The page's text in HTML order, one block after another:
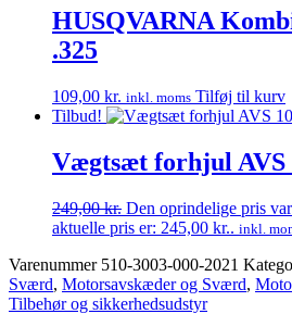
HUSQVARNA
.325
109,00 kr. inkl. moms Tilføj til kurv
Tilbud!
Vægtsæt forhjul AVS
249,00kr. Den oprindelige pris
aktuelle pris er: 245,00 kr.. inkl.
Varenummer 510-3003-000-2021
Sværd, Motorsavskæder og Sværd,
Tilbehør og sikkerhedsudstyr